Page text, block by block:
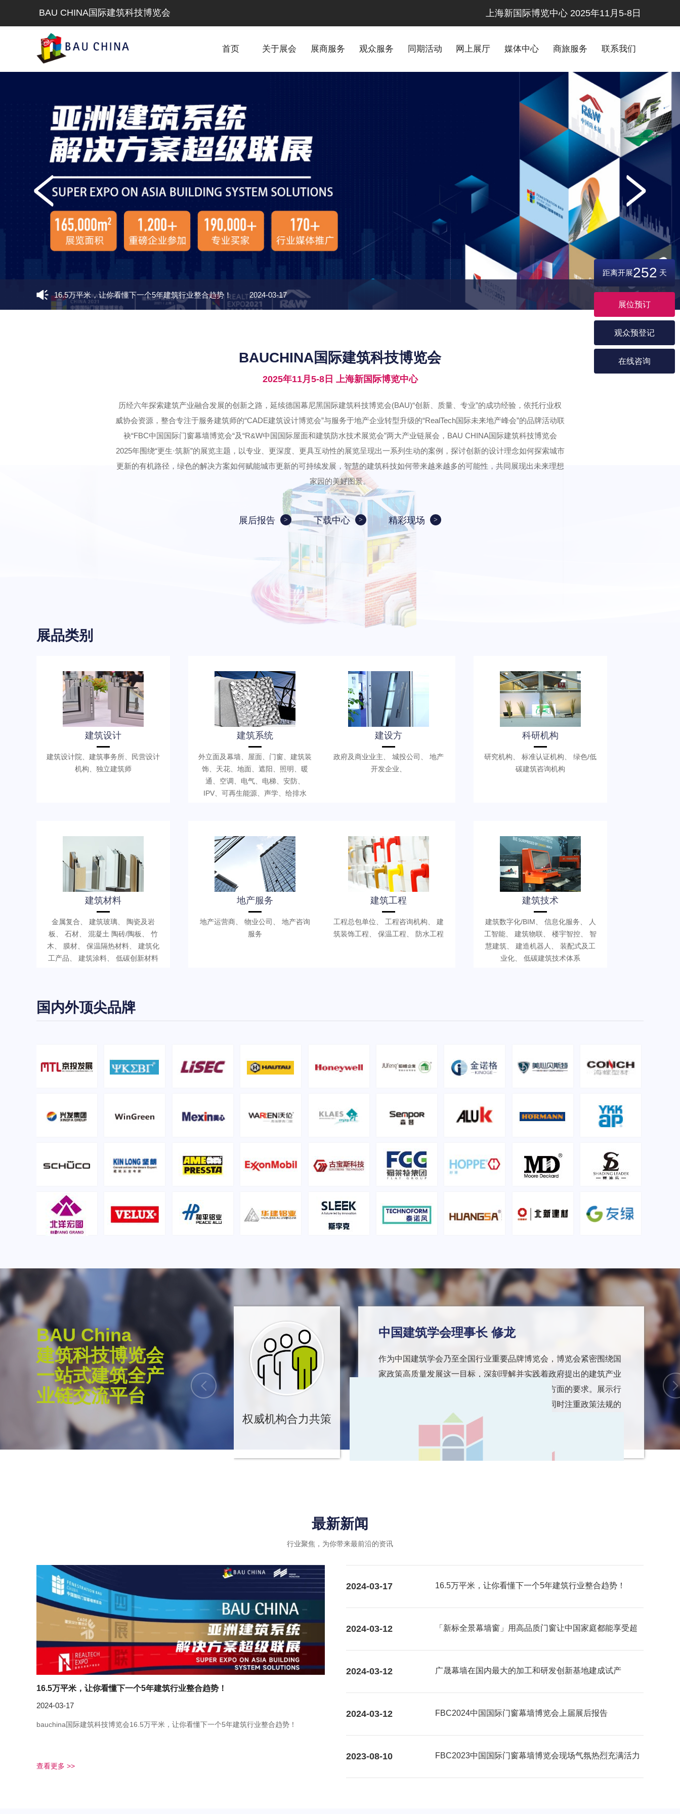
BAU CHINA国际建筑科技博览会 上海新国际博览中心 2025年11月5-8日
首页 关于展会 展商服务 观众服务 同期活动 网上展厅 媒体中心 商旅服务 联系我们
距离开展252 天
展位预订
观众预登记
在线咨询
16.5万平米，让你看懂下一个5年建筑行业整合趋势！ 2024-03-17
2024-03-12
FBC2023中国国际门窗幕墙博览会现场气氛热烈充满活力 2023-08-10
BAUCHINA国际建筑科技博览会
2025年11月5-8日 上海新国际博览中心
历经六年探索建筑产业融合发展的创新之路，延续德国幕尼黑国际建筑科技博览会(BAU)“创新、质量、专业”的成功经验，依托行业权
威协会资源，整合专注于服务建筑师的“CADE建筑设计博览会”与服务于地产企业转型升级的“RealTech国际未来地产峰会”的品牌活动联
袂“FBC中国国际门窗幕墙博览会“及“R&W中国国际屋面和建筑防水技术展览会”两大产业链展会，BAU CHINA国际建筑科技博览会
2025年围绕“更生·筑新”的展览主题，以专业、更深度、更具互动性的展览呈现出一系列生动的案例，探讨创新的设计理念如何探索城市
更新的有机路径，绿色的解决方案如何赋能城市更新的可持续发展，智慧的建筑科技如何带来越来越多的可能性，共同展现出未来理想
家园的美好图景。
展后报告 下载中心 精彩现场
展品类别
建筑设计
建筑设计院、建筑事务所、民营设计
机构、独立建筑师
建筑系统
外立面及幕墙、屋面、门窗、建筑装
饰、天花、地面、遮阳、照明、暖
通、空调、电气、电梯、安防、
IPV、可再生能源、声学、给排水
建设方
政府及商业业主、 城投公司、 地产
开发企业、
科研机构
研究机构、 标准认证机构、 绿色/低
碳建筑咨询机构
建筑材料
金属复合、 建筑玻璃、 陶瓷及岩
板、 石材、 混凝土 陶砖/陶板、 竹
木、 膜材、 保温隔热材料、 建筑化
工产品、 建筑涂料、 低碳创新材料
地产服务
地产运营商、 物业公司、 地产咨询
服务
建筑工程
工程总包单位、 工程咨询机构、 建
筑装饰工程、 保温工程、 防水工程
建筑技术
建筑数字化/BIM、 信息化服务、 人
工智能、 建筑物联、 楼宇智控、 智
慧建筑、 建造机器人、 装配式及工
业化、 低碳建筑技术体系
国内外顶尖品牌
BAU China
建筑科技博览会
一站式建筑全产
业链交流平台
Dr. Reinhard Pfeiffer
开放合作与学术交流，积极搭建国际交
秀建筑师学者。面向未来的建筑设计必
的思维。为此，我们致力于促进国际间
文化背景下的设计理念碰撞与融汇，共
权威机构合力共策
中国建筑学会理事长 修龙
作为中国建筑学会乃至全国行业重要品牌博览会，博览会紧密围绕国
家政策高质量发展这一目标，深刻理解并实践着政府提出的建筑产业
转型升级、绿色可持续发展以及智能技术应用等方面的要求。展示行
业内优秀企业的绿色创新成果和智能科技应用，同时注重政策法规的
引导和推动作用，进一步推动建筑行业向高质量发展迈进。
最新新闻
行业聚焦，为你带来最前沿的资讯
16.5万平米，让你看懂下一个5年建筑行业整合趋势！
2024-03-17
bauchina国际建筑科技博览会16.5万平米，让你看懂下一个5年建筑行业整合趋势！
查看更多 >>
2024-03-17 16.5万平米，让你看懂下一个5年建筑行业整合趋势！
2024-03-12 「新标全景幕墙窗」用高品质门窗让中国家庭都能享受超
大视野的居家生活体验
2024-03-12 广晟幕墙在国内最大的加工和研发创新基地建成试产
2024-03-12 FBC2024中国国际门窗幕墙博览会上届展后报告
2023-08-10 FBC2023中国国际门窗幕墙博览会现场气氛热烈充满活力